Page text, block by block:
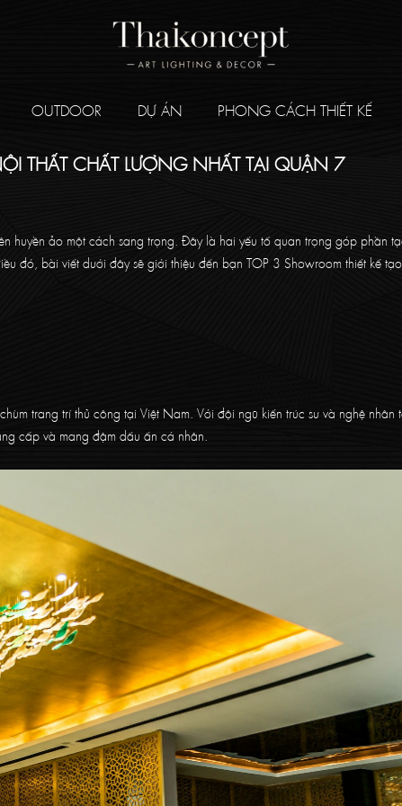
OUTDOOR DỰ ÁN PHONG CÁCH THIẾT KẾ
THẤT CHẤT LƯỢNG NHẤT TẠI QUẬN 7
huyền ảo một cách sang trọng. Đây là hai yếu tố quan trọng góp phần
đó, bài viết dưới đây sẽ giới thiệu đến bạn TOP 3 Showroom thiết kế
trang trí thủ công tại Việt Nam. Với đội ngũ kiến trúc sư và nghệ nhân
cấp và mang đậm dấu ấn cá nhân.